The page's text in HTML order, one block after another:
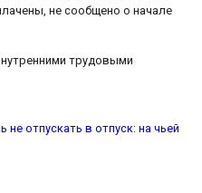
не сообщено о начале
трудовыми
отпускать в отпуск: на чьей